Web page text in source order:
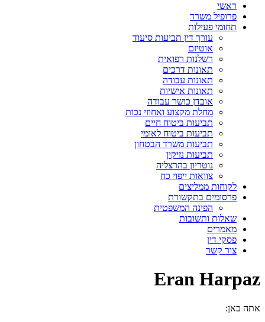
ראשי
פרופיל משרד
תחומי פעילות
עורך דין תביעות סיעוד
אוטיזם
רשלנות רפואית
תאונות דרכים
תאונות עבודה
תאונות אישיות
אובדן כושר עבודה
מחלת מקצוע ואחוזי נכות
תביעות ביטוח חיים
תביעות ביטוח לאומי
תביעות משרד הבטחון
תביעות נזיקין
נוטריון בהרצליה
צוואות ייפוי כח
לקוחות ממליצים
פרסומים בתקשורת
הפינה המשפטית
שאלות ותשובות
מאמרים
פסקי דין
צור קשר
Eran Harpaz‎‏
אתה כאן: